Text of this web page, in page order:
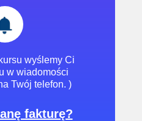
wyślemy Ci
w wiadomości
Twój telefon. )
fakturę?